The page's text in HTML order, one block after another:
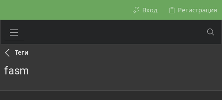
Вход Регистрация
Теги
fasm